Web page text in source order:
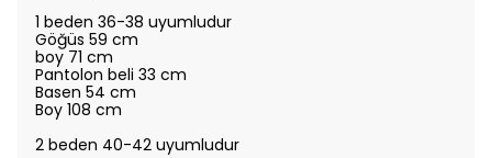
1 beden 36-38 uyumludur
Göğüs 59 cm
boy 71 cm
Pantolon beli 33 cm
Basen 54 cm
Boy 108 cm
2 beden 40-42 uyumludur